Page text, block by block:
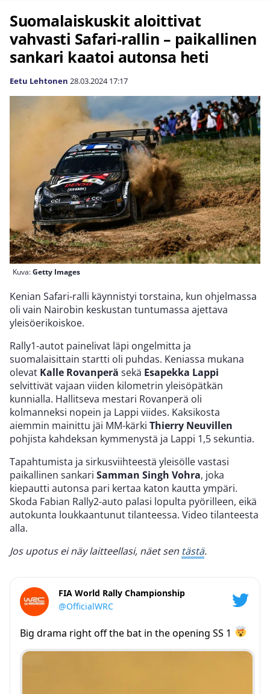
Suomalaiskuskit aloittivat
vahvasti Safari-rallin – paikallinen
sankari kaatoi autonsa heti
Eetu Lehtonen 28.03.2024 17:17
Kuva:Getty Images
Kenian Safari-ralli käynnistyi torstaina, kun ohjelmassa
oli vain Nairobin keskustan tuntumassa ajettava
yleisöerikoiskoe.
Rally1-autot painelivat läpi ongelmitta ja
suomalaisittain startti oli puhdas. Keniassa mukana
olevat Kalle Rovanperä sekä Esapekka Lappi
selvittivät vajaan viiden kilometrin yleisöpätkän
kunnialla. Hallitseva mestari Rovanperä oli
kolmanneksi nopein ja Lappi viides. Kaksikosta
aiemmin mainittu jäi MM-kärki Thierry Neuvillen
pohjista kahdeksan kymmenystä ja Lappi 1,5 sekuntia.
Tapahtumista ja sirkusviihteestä yleisölle vastasi
paikallinen sankari Samman Singh Vohra, joka
kiepautti autonsa pari kertaa katon kautta ympäri.
Skoda Fabian Rally2-auto palasi lopulta pyörilleen, eikä
autokunta loukkaantunut tilanteessa. Video tilanteesta
alla.
Jos upotus ei näy laitteellasi, näet sen tästä.
FIA World Rally Championship
@OfficialWRC
Big drama right off the bat in the opening SS 1